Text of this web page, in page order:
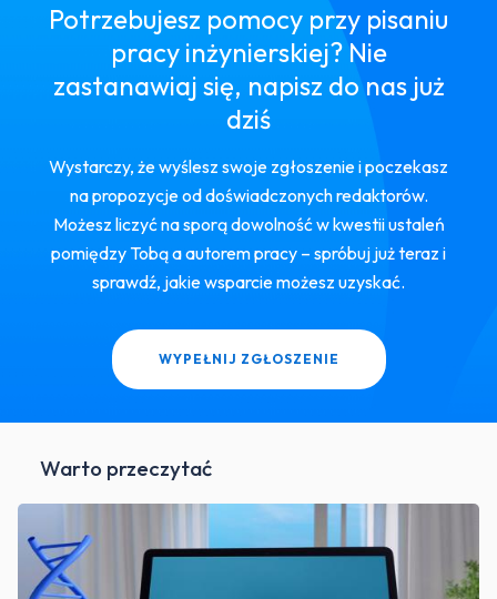
Potrzebujesz pomocy przy pisaniu
pracy inżynierskiej? Nie
zastanawiaj się, napisz do nas już
dziś
Wystarczy, że wyślesz swoje zgłoszenie i poczekasz
na propozycje od doświadczonych redaktorów.
Możesz liczyć na sporą dowolność w kwestii ustaleń
pomiędzy Tobą a autorem pracy – spróbuj już teraz i
sprawdź, jakie wsparcie możesz uzyskać.
WYPEŁNIJ ZGŁOSZENIE
Warto przeczytać